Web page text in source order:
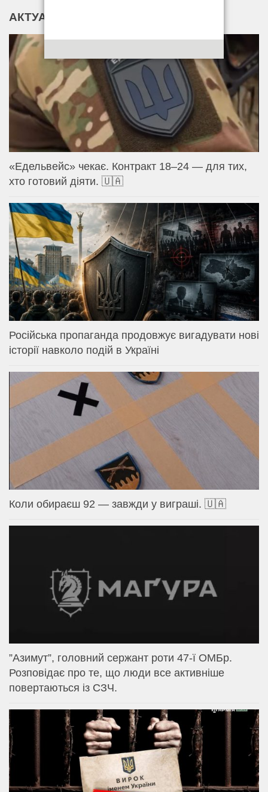
АКТУАЛЬНІ НОВИНИ
«Едельвейс» чекає. Контракт 18–24 — для тих,
хто готовий діяти. 🇺🇦
Російська пропаганда продовжує вигадувати нові
історії навколо подій в Україні
Коли обираєш 92 — завжди у виграші. 🇺🇦
⁨”Азимут”, головний сержант роти 47-ї ОМБр.
Розповідає про те, що люди все активніше
повертаються із СЗЧ.